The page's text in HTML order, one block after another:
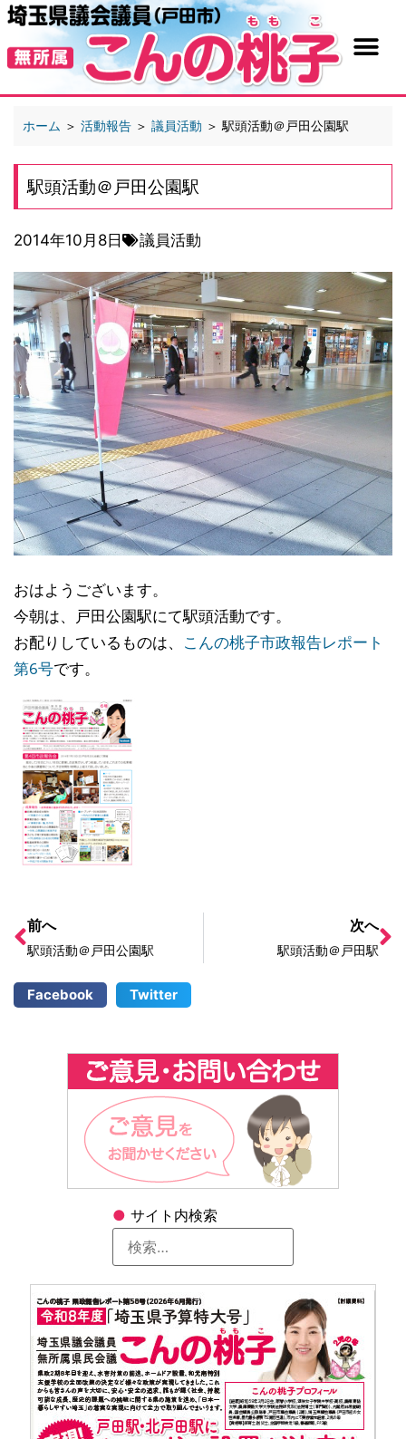
● サイト内検索
ホーム ＞ 活動報告 ＞ 議員活動 ＞駅頭活動＠戸田公園駅
駅頭活動＠戸田公園駅
2014年10月8日 議員活動
おはようございます。
今朝は、戸田公園駅にて駅頭活動です。
お配りしているものは、 こんの桃子市政報告レポート
第6号です。
前へ
駅頭活動＠戸田公園駅
次へ
駅頭活動＠戸田駅
Facebook Twitter